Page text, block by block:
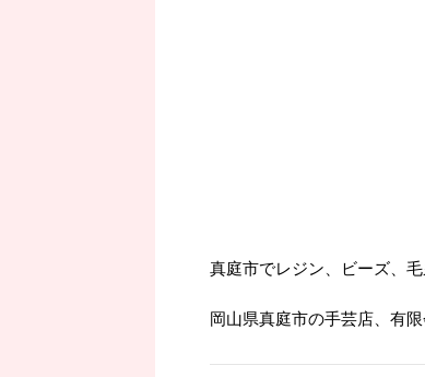
真庭市でレジン、ビーズ、
岡山県真庭市の手芸店、有